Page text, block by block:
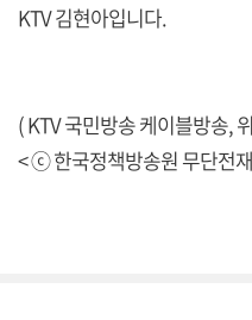
KTV 김현아입니다.
( KTV 국민방송 케이블방송,
< ⓒ 한국정책방송원 무단전